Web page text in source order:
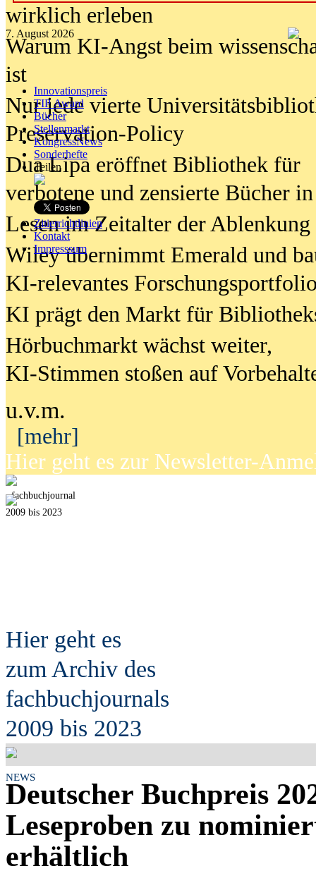
7. August 2026
Innovationspreis
TIP Award
Bücher
Stellenmarkt
KongressNews
Sonderhefte
Teilen
Zitierrichtlinien
Kontakt
Impresssum
wirklich erleben
Warum KI-Angst beim
ist
Nur jede vierte
Preservation-Policy
Dua Lipa eröffnet Bibliothek für
verbotene und zensierte Bücher
Lesen im Zeitalter der Ablenkung
Wiley übernimmt Emerald und
KI-relevantes
KI prägt den Markt für
Hörbuchmarkt wächst weiter,
KI-Stimmen stoßen auf
u.v.m.
[mehr]
Hier geht es zur Newsletter-
fachbuchjournal
2009 bis 2023
Hier geht es
zum Archiv des
fachbuchjournals
2009 bis 2023
NEWS
Deutscher Buchpreis
Leseproben zu
erhältlich